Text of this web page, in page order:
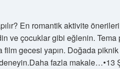
En romantik aktivite
ve çocuklar gibi eğlenin. Tema
film gecesi yapın. Doğada
fazla makale…•13